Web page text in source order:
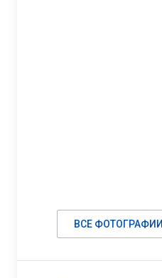
ВСЕ ФОТОГРАФИИ